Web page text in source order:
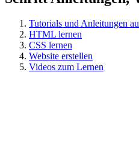
Tutorials und Anleitungen
HTML lernen
CSS lernen
Website erstellen
Videos zum Lernen